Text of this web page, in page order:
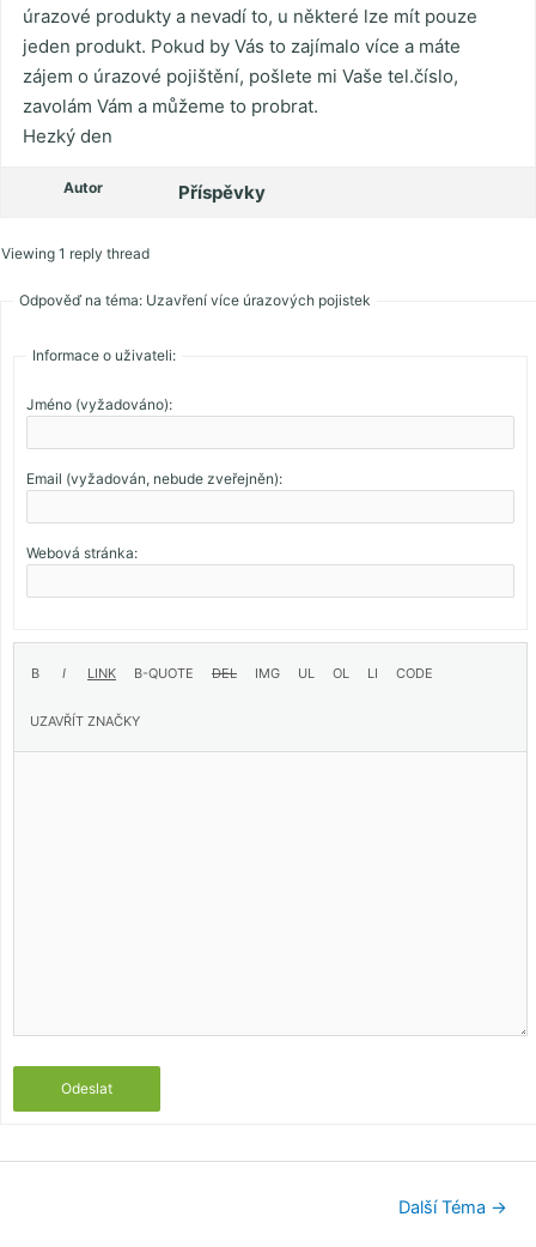
úrazové produkty a nevadí to, u některé lze mít pouze
jeden produkt. Pokud by Vás to zajímalo více a máte
zájem o úrazové pojištění, pošlete mi Vaše tel.číslo,
zavolám Vám a můžeme to probrat.
Hezký den
Autor Příspěvky
Viewing 1 reply thread
Odpověď na téma: Uzavření více úrazových pojistek
Informace o uživateli:
Jméno (vyžadováno):
Email (vyžadován, nebude zveřejněn):
Webová stránka:
Odeslat
Další Téma →